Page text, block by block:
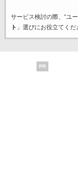
サービス検討の際、“ユ
ト 」選びにお役立てくだ
PR